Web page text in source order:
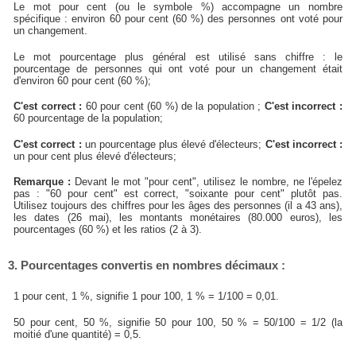
Le mot pour cent (ou le symbole %) accompagne un nombre
spécifique : environ 60 pour cent (60 %) des personnes ont voté pour
un changement.
Le mot pourcentage plus général est utilisé sans chiffre : le
pourcentage de personnes qui ont voté pour un changement était
d'environ 60 pour cent (60 %);
C'est correct : 60 pour cent (60 %) de la population ; C'est incorrect :
60 pourcentage de la population;
C'est correct : un pourcentage plus élevé d'électeurs; C'est incorrect :
un pour cent plus élevé d'électeurs;
Remarque : Devant le mot "pour cent", utilisez le nombre, ne l'épelez
pas : "60 pour cent" est correct, "soixante pour cent" plutôt pas.
Utilisez toujours des chiffres pour les âges des personnes (il a 43 ans),
les dates (26 mai), les montants monétaires (80.000 euros), les
pourcentages (60 %) et les ratios (2 à 3).
3. Pourcentages convertis en nombres décimaux :
1 pour cent, 1 %, signifie 1 pour 100, 1 % = 1/100 = 0,01.
50 pour cent, 50 %, signifie 50 pour 100, 50 % = 50/100 = 1/2 (la
moitié d'une quantité) = 0,5.